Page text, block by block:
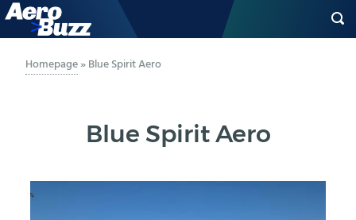
GENERAL AVIATION
LUFTVERKEHR
MILITÄR
Homepage»Blue Spirit Aero
Blue Spirit Aero